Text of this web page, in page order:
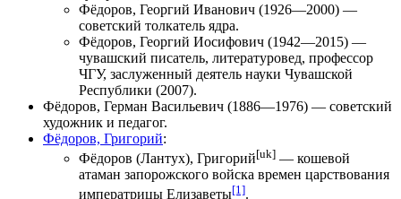
Фёдоров, Георгий Иванович (1926—2000) —
советский толкатель ядра.
Фёдоров, Георгий Иосифович (1942—2015) —
чувашский писатель, литературовед, профессор
ЧГУ, заслуженный деятель науки Чувашской
Республики (2007).
Фёдоров, Герман Васильевич (1886—1976) — советский
художник и педагог.
Фёдоров, Григорий:
Фёдоров (Лантух), Григорий[uk] — кошевой
атаман запорожского войска времен царствования
императрицы Елизаветы[1].